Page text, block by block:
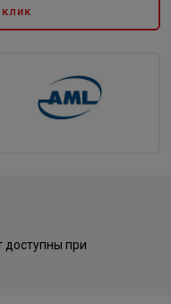
доступны при